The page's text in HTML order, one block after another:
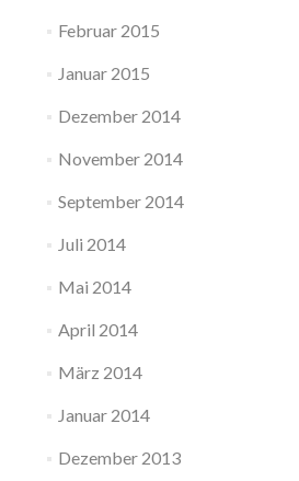
Februar 2015
Januar 2015
Dezember 2014
November 2014
September 2014
Juli 2014
Mai 2014
April 2014
März 2014
Januar 2014
Dezember 2013